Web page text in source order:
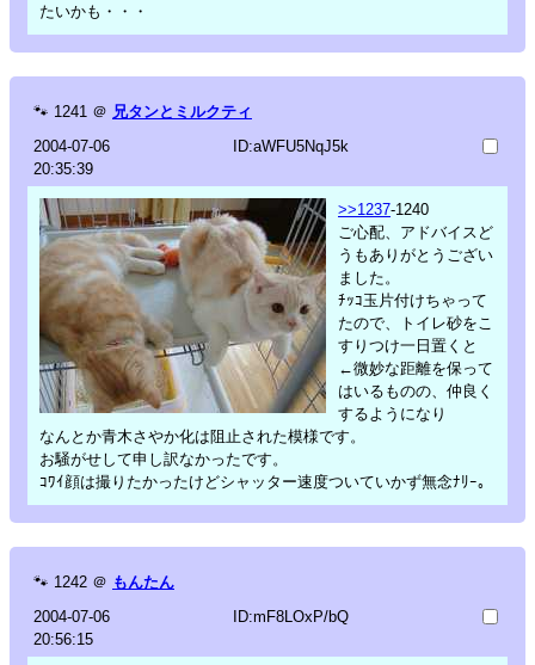
たいかも・・・
🐾 1241 ＠ 兄タンとミルクティ
2004-07-06
20:35:39
ID:aWFU5NqJ5k
>>1237-1240
ご心配、アドバイスど
うもありがとうござい
ました。
ﾁｯｺ玉片付けちゃって
たので、トイレ砂をこ
すりつけ一日置くと
←微妙な距離を保って
はいるものの、仲良く
するようになり
なんとか青木さやか化は阻止された模様です。
お騒がせして申し訳なかったです。
ｺﾜｲ顔は撮りたかったけどシャッター速度ついていかず無念ﾅﾘｰ。
🐾 1242 ＠ もんたん
2004-07-06
20:56:15
ID:mF8LOxP/bQ